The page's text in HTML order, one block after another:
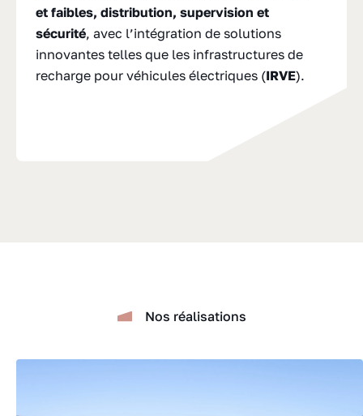
et faibles, distribution, supervision et
sécurité, avec l’intégration de solutions
innovantes telles que les infrastructures de
recharge pour véhicules électriques (IRVE).
Nos réalisations